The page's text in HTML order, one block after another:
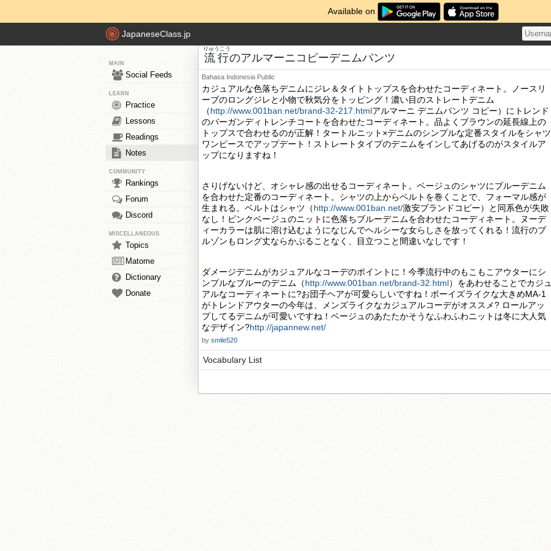
Available on
JapaneseClass.jp
MAIN
Social Feeds
LEARN
Practice
Lessons
Readings
Notes
COMMUNITY
Rankings
Forum
Discord
MISCELLANEOUS
Topics
Matome
Dictionary
Donate
流行
りゅうこう
のアルマーニコピーデニムパンツ
Bahasa Indonesia Public
カジュアルな色落ちデニムにジレ＆タイトトップスを合わせたコーディネート。ノースリ
ーブのロングジレと小物で秋気分をトッピング！濃い目のストレートデニム
（http://www.001ban.net/brand-32-217.htmlアルマーニ デニムパンツ コピー）にトレンド
のバーガンディトレンチコートを合わせたコーディネート。品よくブラウンの延長線上の
トップスで合わせるのが正解！タートルニット×デニムのシンプルな定番スタイルをシャツ
ワンピースでアップデート！ストレートタイプのデニムをインしてあげるのがスタイルア
ップになりますね！
さりげないけど、オシャレ感の出せるコーディネート。ベージュのシャツにブルーデニム
を合わせた定番のコーディネート。シャツの上からベルトを巻くことで、フォーマル感が
生まれる。ベルトはシャツ（http://www.001ban.net/激安ブランドコピー）と同系色が失敗
なし！ピンクベージュのニットに色落ちブルーデニムを合わせたコーディネート。ヌーデ
ィーカラーは肌に溶け込むようになじんでヘルシーな女らしさを放ってくれる！流行のブ
ルゾンもロング丈ならかぶることなく、目立つこと間違いなしです！
ダメージデニムがカジュアルなコーデのポイントに！今季流行中のもこもこアウターにシ
ンプルなブルーのデニム（http://www.001ban.net/brand-32.html）をあわせることでカジ
アルなコーディネートに?お団子ヘアが可愛らしいですね！ボーイズライクな大きめMA-1
がトレンドアウターの今年は、メンズライクなカジュアルコーデがオススメ? ロールアッ
プしてるデニムが可愛いですね！ベージュのあたたかそうなふわふわニットは冬に大人気
なデザイン?http://japannew.net/
by smile520
Vocabulary List